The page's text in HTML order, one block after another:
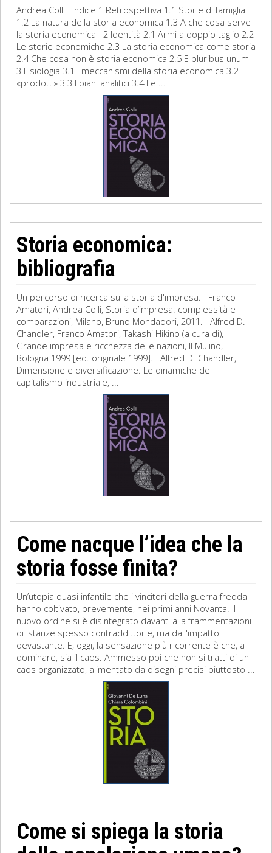
Andrea Colli Indice 1 Retrospettiva 1.1 Storie di famiglia
1.2 La natura della storia economica 1.3 A che cosa serve
la storia economica 2 Identità 2.1 Armi a doppio taglio 2.2
Le storie economiche 2.3 La storia economica come storia
2.4 Che cosa non è storia economica 2.5 E pluribus unum
3 Fisiologia 3.1 I meccanismi della storia economica 3.2 I
«prodotti» 3.3 I piani analitici 3.4 Le ...
Storia economica:
bibliografia
Un percorso di ricerca sulla storia d'impresa. Franco
Amatori, Andrea Colli, Storia d’impresa: complessità e
comparazioni, Milano, Bruno Mondadori, 2011. Alfred D.
Chandler, Franco Amatori, Takashi Hikino (a cura di),
Grande impresa e ricchezza delle nazioni, Il Mulino,
Bologna 1999 [ed. originale 1999]. Alfred D. Chandler,
Dimensione e diversificazione. Le dinamiche del
capitalismo industriale, ...
Come nacque l’idea che la
storia fosse finita?
Un’utopia quasi infantile che i vincitori della guerra fredda
hanno coltivato, brevemente, nei primi anni Novanta. Il
nuovo ordine si è disintegrato davanti alla frammentazioni
di istanze spesso contraddittorie, ma dall'impatto
devastante. E, oggi, la sensazione più ricorrente è che, a
dominare, sia il caos. Ammesso poi che non si tratti di un
caos organizzato, alimentato da disegni precisi piuttosto ...
Come si spiega la storia